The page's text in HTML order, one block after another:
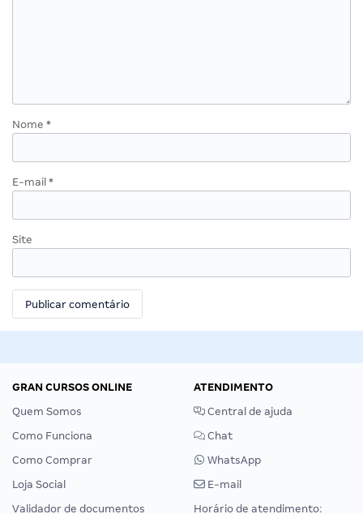
Nome *
E-mail *
Site
GRAN CURSOS ONLINE
Quem Somos
Como Funciona
Como Comprar
Loja Social
Validador de documentos
ATENDIMENTO
Central de ajuda
Chat
WhatsApp
E-mail
Horário de atendimento: